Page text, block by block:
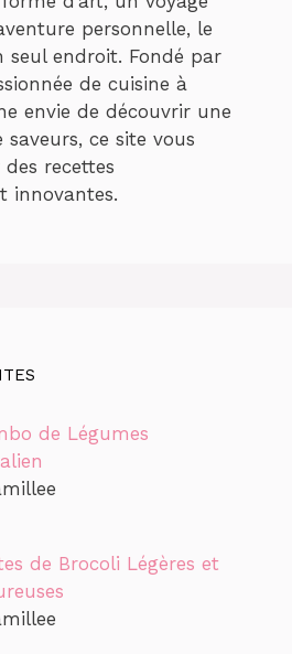
personnelle, le
endroit. Fondé par
de cuisine à
envie de découvrir une
ce site vous
recettes
innovantes.
de Légumes
de Brocoli Légères et